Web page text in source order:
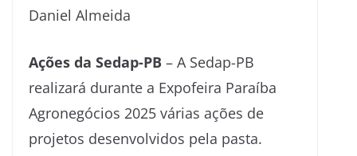
Daniel Almeida
Ações da Sedap-PB – A Sedap-PB
realizará durante a Expofeira Paraíba
Agronegócios 2025 várias ações de
projetos desenvolvidos pela pasta.